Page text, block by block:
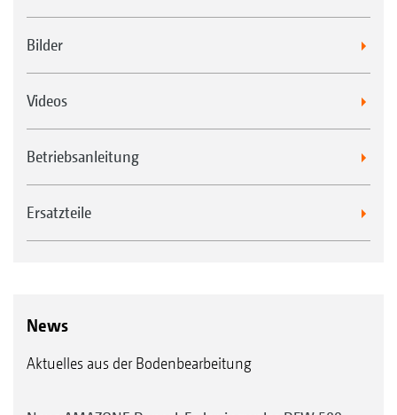
Bilder
Videos
Betriebsanleitung
Ersatzteile
News
Aktuelles aus der Bodenbearbeitung